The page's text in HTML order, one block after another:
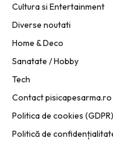
Cultura si Entertainment
Diverse noutati
Home & Deco
Sanatate / Hobby
Tech
Contact pisicapesarma.ro
Politica de cookies (GDPR)
Politică de